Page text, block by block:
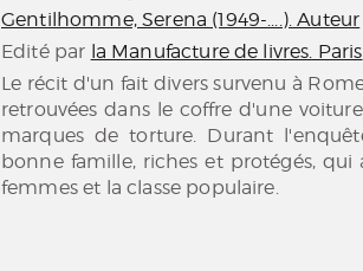
Gentilhomme, Serena (1949-....). Auteur
Edité par la Manufacture de livres. Paris
Le récit d'un fait divers survenu à
retrouvées dans le coffre d'une
marques de torture. Durant
bonne famille, riches et protégés, qui
femmes et la classe populaire.